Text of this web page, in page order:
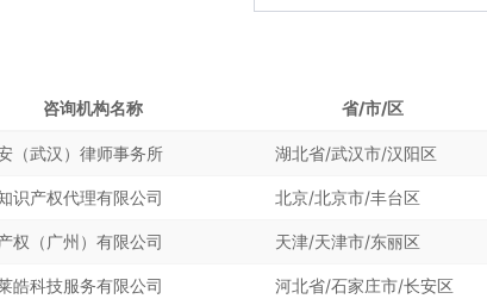
咨询机构名称 省/市/区
（武汉）律师事务所 湖北省/武汉市/汉阳区
识产权代理有限公司 北京/北京市/丰台区
权（广州）有限公司 天津/天津市/东丽区
皓科技服务有限公司 河北省/石家庄市/长安区